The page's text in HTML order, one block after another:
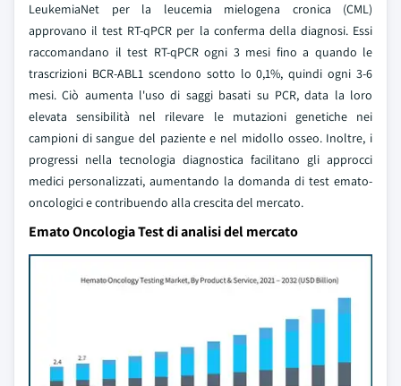
LeukemiaNet per la leucemia mielogena cronica (CML)
approvano il test RT-qPCR per la conferma della diagnosi. Essi
raccomandano il test RT-qPCR ogni 3 mesi fino a quando le
trascrizioni BCR-ABL1 scendono sotto lo 0,1%, quindi ogni 3-6
mesi. Ciò aumenta l'uso di saggi basati su PCR, data la loro
elevata sensibilità nel rilevare le mutazioni genetiche nei
campioni di sangue del paziente e nel midollo osseo. Inoltre, i
progressi nella tecnologia diagnostica facilitano gli approcci
medici personalizzati, aumentando la domanda di test emato-
oncologici e contribuendo alla crescita del mercato.
Emato Oncologia Test di analisi del mercato